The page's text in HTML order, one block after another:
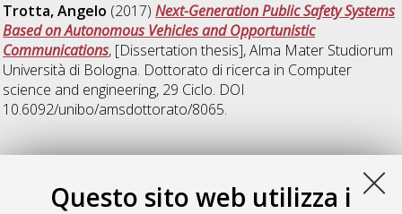
Questo sito web utilizza i
Trotta, Angelo (2017)Next-Generation Public Safety Systems
Based on Autonomous Vehicles and Opportunistic
Communications, [Dissertation thesis], Alma Mater Studiorum
Università di Bologna. Dottorato di ricerca in Computer
science and engineering, 29 Ciclo. DOI
10.6092/unibo/amsdottorato/8065.
V